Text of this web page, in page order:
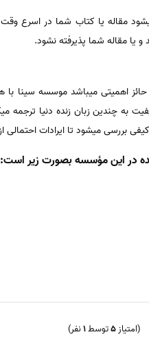
مقاله یا کتاب شما در اسرع
یا مقاله شما پذیرفته نشود.
اهمیتی میباشد موسسه سینا با
به چندین زبان زنده دنیا
بررسی میشود تا ایرادات احتمالی
در این مؤسسه بصورت زیر است:
(امتیاز5توسط1نفر)